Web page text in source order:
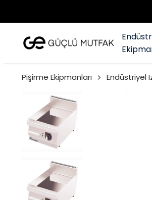
Pişirme Ekipmanları Endüstriyel